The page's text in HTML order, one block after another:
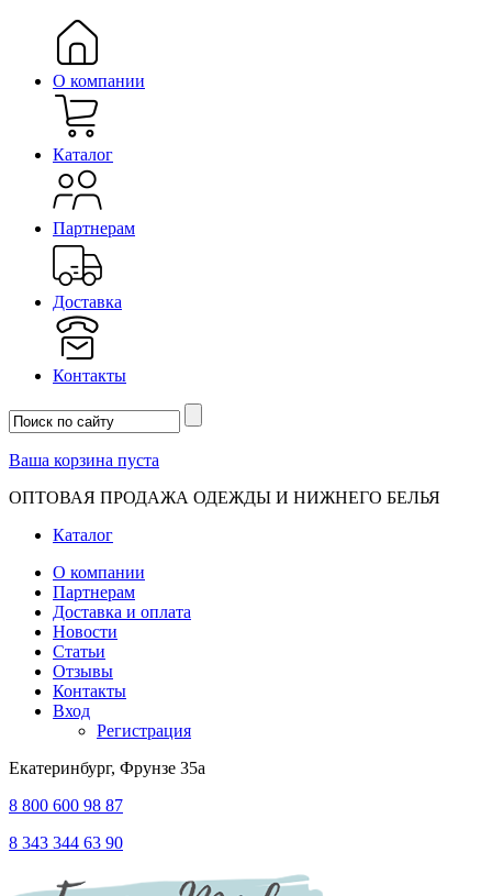
О компании
Каталог
Партнерам
Доставка
Контакты
Ваша корзина пуста
ОПТОВАЯ ПРОДАЖА ОДЕЖДЫ И НИЖНЕГО БЕЛЬЯ
Каталог
О компании
Партнерам
Доставка и оплата
Новости
Статьи
Отзывы
Контакты
Вход
Регистрация
Екатеринбург, Фрунзе 35а
8 800 600 98 87
8 343 344 63 90